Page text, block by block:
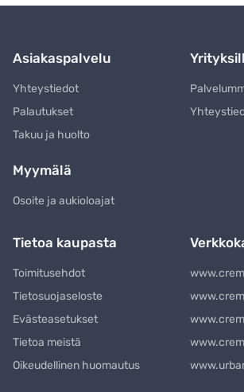
Asiakaspalvelu
Yhteystiedot
Palautukset
Takuu ja huolto
Myymälä
Osoite ja aukioloajat
Tietoa kaupasta
Toimitusehdot
Tietosuojaseloste
Evästeasetukset
Tietoa meistä
Oikeudellinen huomautus